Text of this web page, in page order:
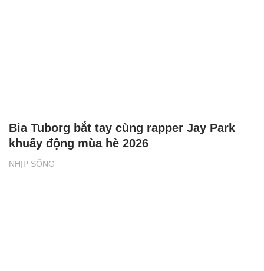
NHỊP SỐNG
Bia Tuborg bắt tay cùng rapper Jay Park
khuấy động mùa hè 2026